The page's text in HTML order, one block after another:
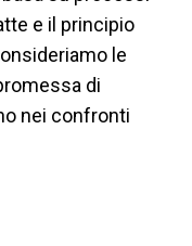
e il principio
le
di
nei confronti